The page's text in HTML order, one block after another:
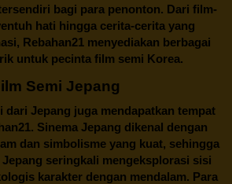
bagi para penonton. Dari film-
hati hingga cerita-cerita yang
Rebahan21 menyediakan berbagai
untuk pecinta film semi Korea.
Semi Jepang
dari Jepang juga mendapatkan tempat
Sinema Jepang dikenal dengan
dan simbolisme yang kuat, sehingga
seringkali mengeksplorasi sisi
karakter dengan mendalam. Para